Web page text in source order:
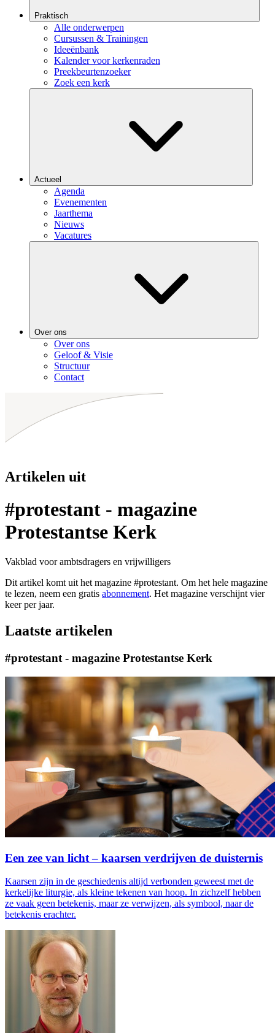
Praktisch
Alle onderwerpen
Cursussen & Trainingen
Ideeënbank
Kalender voor kerkenraden
Preekbeurtenzoeker
Zoek een kerk
Actueel
Agenda
Evenementen
Jaarthema
Nieuws
Vacatures
Over ons
Over ons
Geloof & Visie
Structuur
Contact
Artikelen uit
#protestant - magazine
Protestantse Kerk
Vakblad voor ambtsdragers en vrijwilligers
Dit artikel komt uit het magazine #protestant. Om het hele magazine
te lezen, neem een gratis abonnement. Het magazine verschijnt vier
keer per jaar.
Laatste artikelen
#protestant - magazine Protestantse Kerk
Een zee van licht – kaarsen verdrijven de duisternis
Kaarsen zijn in de geschiedenis altijd verbonden geweest met de
kerkelijke liturgie, als kleine tekenen van hoop. In zichzelf hebben
ze vaak geen betekenis, maar ze verwijzen, als symbool, naar de
betekenis erachter.